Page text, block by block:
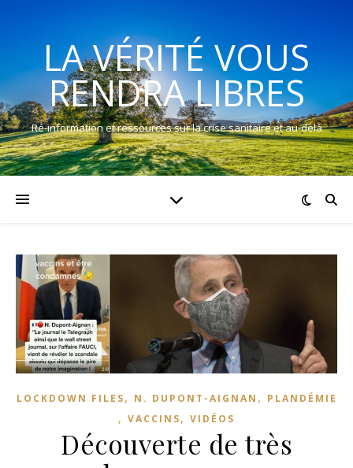
LA VÉRITÉ VOUS
RENDRA LIBRES
Ré-information et ressources sur la crise sanitaire et au-delà
LOCKDOWN FILES, N. DUPONT-AIGNAN , PLANDÉMIE
, VACCINS, VIDÉOS
Découverte de très